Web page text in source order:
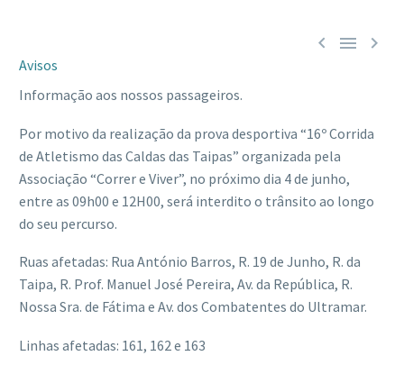
  
Avisos
Informação aos nossos passageiros.
Por motivo da realização da prova desportiva “16º Corrida
de Atletismo das Caldas das Taipas” organizada pela
Associação “Correr e Viver”, no próximo dia 4 de junho,
entre as 09h00 e 12H00, será interdito o trânsito ao longo
do seu percurso.
Ruas afetadas: Rua António Barros, R. 19 de Junho, R. da
Taipa, R. Prof. Manuel José Pereira, Av. da República, R.
Nossa Sra. de Fátima e Av. dos Combatentes do Ultramar.
Linhas afetadas: 161, 162 e 163